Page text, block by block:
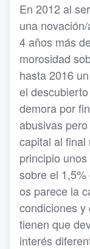
En 2012 al
una
4 años más
morosidad
hasta 2016
el
demora por
abusivas
capital al final
principio
sobre el
os parece la
condiciones y
tienen que
interés